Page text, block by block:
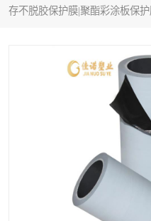
存不脱胶保护膜|聚酯彩涂板保
pe保护膜
印字保护膜